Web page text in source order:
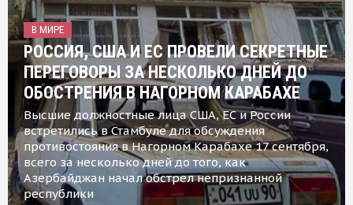
В МИРЕ
РОССИЯ, США И ЕС ПРОВЕЛИ СЕКРЕТНЫЕ
ПЕРЕГОВОРЫ ЗА НЕСКОЛЬКО ДНЕЙ ДО
ОБОСТРЕНИЯ В НАГОРНОМ КАРАБАХЕ
Высшие должностные лица США, ЕС и России
встретились в Стамбуле для обсуждения
противостояния в Нагорном Карабахе 17 сентября,
всего за несколько дней до того, как
Азербайджан начал обстрел непризнанной
республики